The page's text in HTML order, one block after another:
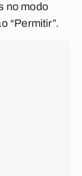
no modo
“Permitir”.